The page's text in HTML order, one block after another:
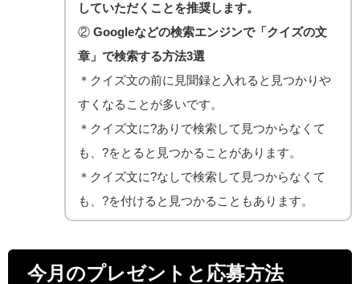
していただくことを推奨します。
②Googleなどの検索エンジンで「クイズの文
章」で検索する方法3選
＊クイズ文の前に見聞録と入れると見つかりや
すくなることが多いです。
＊クイズ文に?ありで検索して見つからなくて
も、?をとると見つかることがあります。
＊クイズ文に?なしで検索して見つからなくて
も、?を付けると見つかることもあります。
今月のプレゼントと応募方法